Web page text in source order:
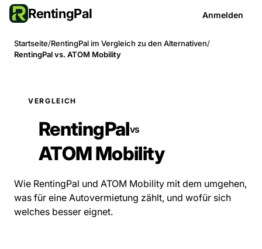
RentingPal Anmelden
Startseite/RentingPal im Vergleich zu den Alternativen/
RentingPal vs. ATOM Mobility
VERGLEICH
RentingPalvs
ATOM Mobility
Wie RentingPal und ATOM Mobility mit dem umgehen,
was für eine Autovermietung zählt, und wofür sich
welches besser eignet.